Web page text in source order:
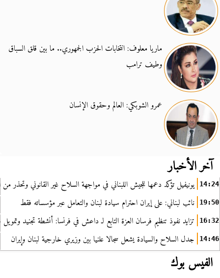
ماريا معلوف: انتخابات الحزب الجمهوري.. ما بين قلق السباق
وطيف ترامب
عمرو الشوبكي: العالم وحقوق الإنسان
آخر الأخبار
14:24 يونيفيل تؤكد دعمها للجيش اللبناني في مواجهة السلاح غير القانوني وتحذر من
19:50 نائب لبناني: على إيران احترام سيادة لبنان والتعامل عبر مؤسساته فقط
16:32 تزايد نفوذ تنظيم فرسان العزة التابع لـ داعش في فرنسا: أنشطة تجنيد
14:46 جدل السلاح والسيادة يشعل سجالا علنيا بين وزيري خارجية لبنان وإيران
الفيس بوك